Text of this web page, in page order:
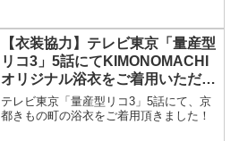
【衣装協力】テレビ東京「量産型
リコ3」5話にてKIMONOMACHI
オリジナル浴衣をご着用いただき
ました！
テレビ東京「量産型リコ3」5話にて、京
都きもの町の浴衣をご着用頂きました！